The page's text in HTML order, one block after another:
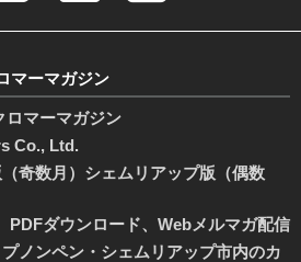
マーマガジン
ロマーマガジン
Co., Ltd.
奇数月）シェムリアップ版（偶数
PDFダウンロード、Webメルマガ配信
プノンペン・シェムリアップ市内のカ